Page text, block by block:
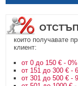
които получавате
клиент:
от 0 до 150 € - 0%
от 151 до 300 € -
от 301 до 500 € -